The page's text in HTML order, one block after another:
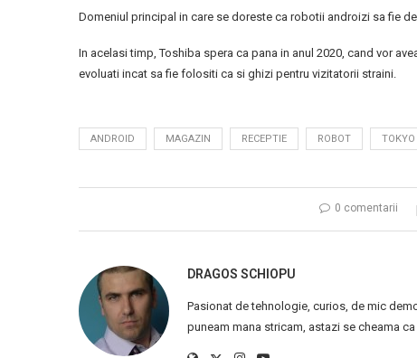
Domeniul principal in care se doreste ca robotii androizi sa fie
In acelasi timp, Toshiba spera ca pana in anul 2020, cand vor
evoluati incat sa fie folositi ca si ghizi pentru vizitatorii straini.
ANDROID MAGAZIN RECEPTIE ROBOT TOKYO
0 comentarii
DRAGOS SCHIOPU
Pasionat de tehnologie, curios, de mic
puneam mana stricam, astazi se cheama ca